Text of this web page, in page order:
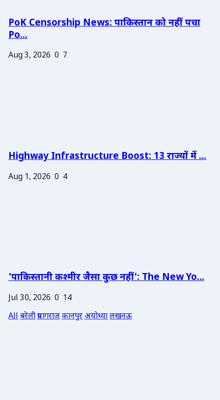
PoK Censorship News: पाकिस्तान को नहीं पचा
Po...
Aug 3, 2026 0 7
Highway Infrastructure Boost: 13 राज्यों में ...
Aug 1, 2026 0 4
'पाकिस्तानी कश्मीर जैसा कुछ नहीं': The New Yo...
Jul 30, 2026 0 14
Allबरेलीप्रयागराजकानपुरअयोध्यालखनऊ